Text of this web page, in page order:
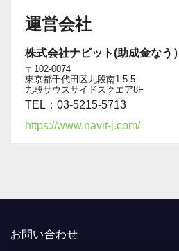
運営会社
株式会社ナビット(助成金なう）
〒102-0074
東京都千代田区九段南1-5-5
九段サウスサイドスクエア8F
TEL：03-5215-5713
https://www.navit-j.com/
お問い合わせ